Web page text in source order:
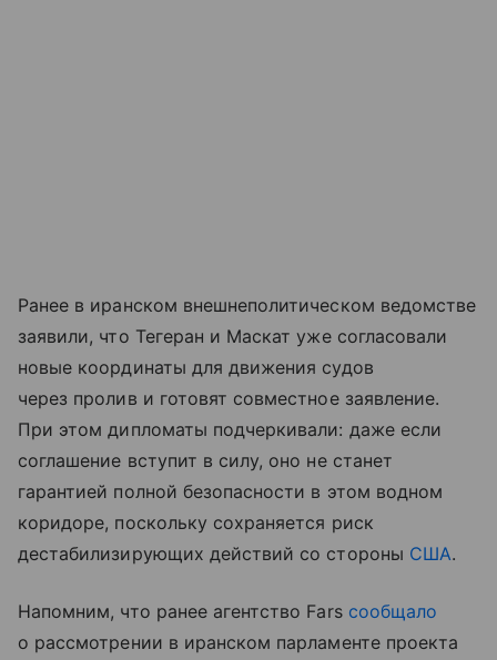
Ранее в иранском внешнеполитическом ведомстве
заявили, что Тегеран и Маскат уже согласовали
новые координаты для движения судов
через пролив и готовят совместное заявление.
При этом дипломаты подчеркивали: даже если
соглашение вступит в силу, оно не станет
гарантией полной безопасности в этом водном
коридоре, поскольку сохраняется риск
дестабилизирующих действий со стороны США.
Напомним, что ранее агентство Fars сообщало
о рассмотрении в иранском парламенте проекта